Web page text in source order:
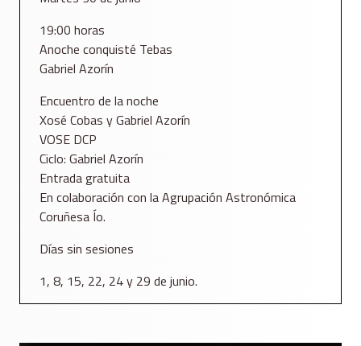
19:00 horas
Anoche conquisté Tebas
Gabriel Azorín
Encuentro de la noche
Xosé Cobas y Gabriel Azorín
VOSE DCP
Ciclo: Gabriel Azorín
Entrada gratuita
En colaboración con la Agrupación Astronómica
Coruñesa Ío.
Días sin sesiones
1, 8, 15, 22, 24 y 29 de junio.